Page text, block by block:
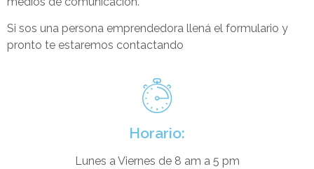
Si sos una persona emprendedora llená el formulario y
pronto te estaremos contactando
Horario:
Lunes a Viernes de 8 am a 5 pm